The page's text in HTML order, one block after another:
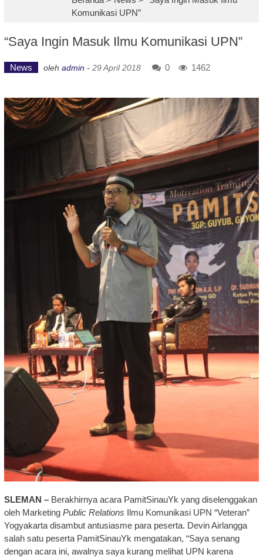
Komunikasi UPN”
“Saya Ingin Masuk Ilmu Komunikasi UPN”
News oleh admin - 29 April 2018 0 1462
SLEMAN –Berakhirnya acara PamitSinauYk yang diselenggakan
oleh Marketing Public Relations Ilmu Komunikasi UPN “Veteran”
Yogyakarta disambut antusiasme para peserta. Devin Airlangga
salah satu peserta PamitSinauYk mengatakan, “Saya senang
dengan acara ini, awalnya saya kurang melihat UPN karena